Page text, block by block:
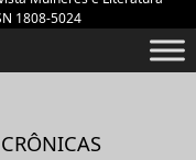
1808-5024